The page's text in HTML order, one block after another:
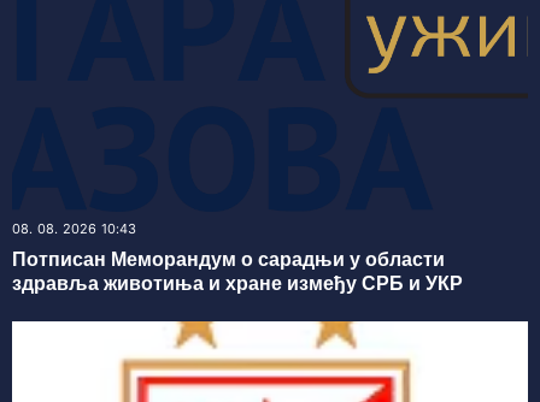
08. 08. 2026 10:43
Потписан Меморандум о сарадњи у области
здравља животиња и хране између СРБ и УКР